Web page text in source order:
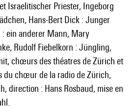
Israelitischer Priester, Ingeborg
Hans-Bert Dick : Junger
: ein anderer Mann, Mary
Rudolf Fiebelkorn : Jüngling,
chœurs des théatres de Zürich et
du chœur de la radio de Zürich,
direction : Hans Rosbaud, mise en